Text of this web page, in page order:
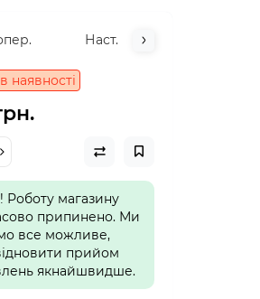
Наст.
наявності
Роботу магазину
припинено. Ми
все можливе,
прийом
якнайшвидше.